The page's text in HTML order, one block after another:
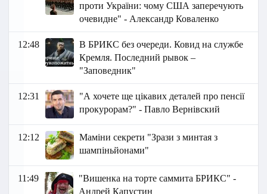
проти України: чому США заперечують
очевидне" - Александр Коваленко
12:48
В БРИКС без очереди. Ковид на службе
Кремля. Последний рывок –
"Заповедник"
12:31
"А хочете ще цікавих деталей про пенсії
прокурорам?" - Павло Вернівский
12:12
Маміни секрети "Зрази з минтая з
шампіньйонами"
11:49
"Вишенка на торте саммита БРИКС" -
Андрей Капустин